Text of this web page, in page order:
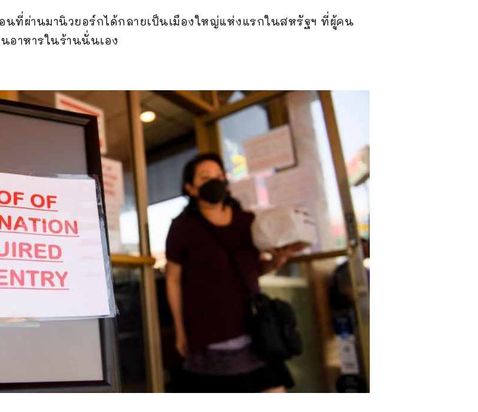
นที่ผ่านมานิวยอร์กได้กลายเป็นเมืองใหญ่แห่งแรกในสหรัฐฯ ที่ผู้คน
อาหารในร้านนั่นเอง